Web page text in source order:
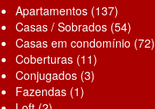
Apartamentos (137)
Casas / Sobrados (54)
Casas em condomínio (72)
Coberturas (11)
Conjugados (3)
Fazendas (1)